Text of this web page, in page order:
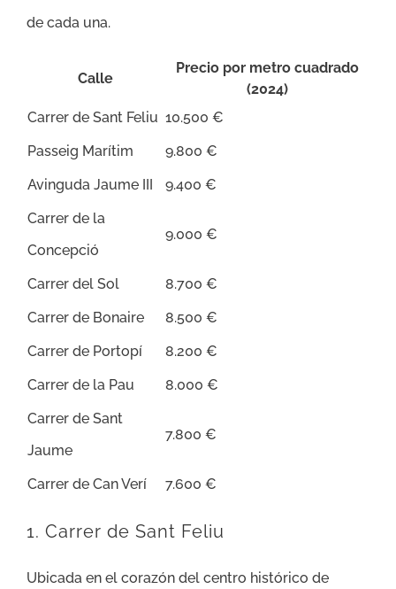
de cada una.
Calle
Precio por metro cuadrado
(2024)
Carrer de Sant Feliu 10.500 €
Passeig Marítim
9.800 €
Avinguda Jaume III
9.400 €
Carrer de la
Concepció
9.000 €
Carrer del Sol
8.700 €
Carrer de Bonaire
8.500 €
Carrer de Portopí
8.200 €
Carrer de la Pau
8.000 €
Carrer de Sant
Jaume
7.800 €
Carrer de Can Verí 7.600 €
1. Carrer de Sant Feliu
Ubicada en el corazón del centro histórico de